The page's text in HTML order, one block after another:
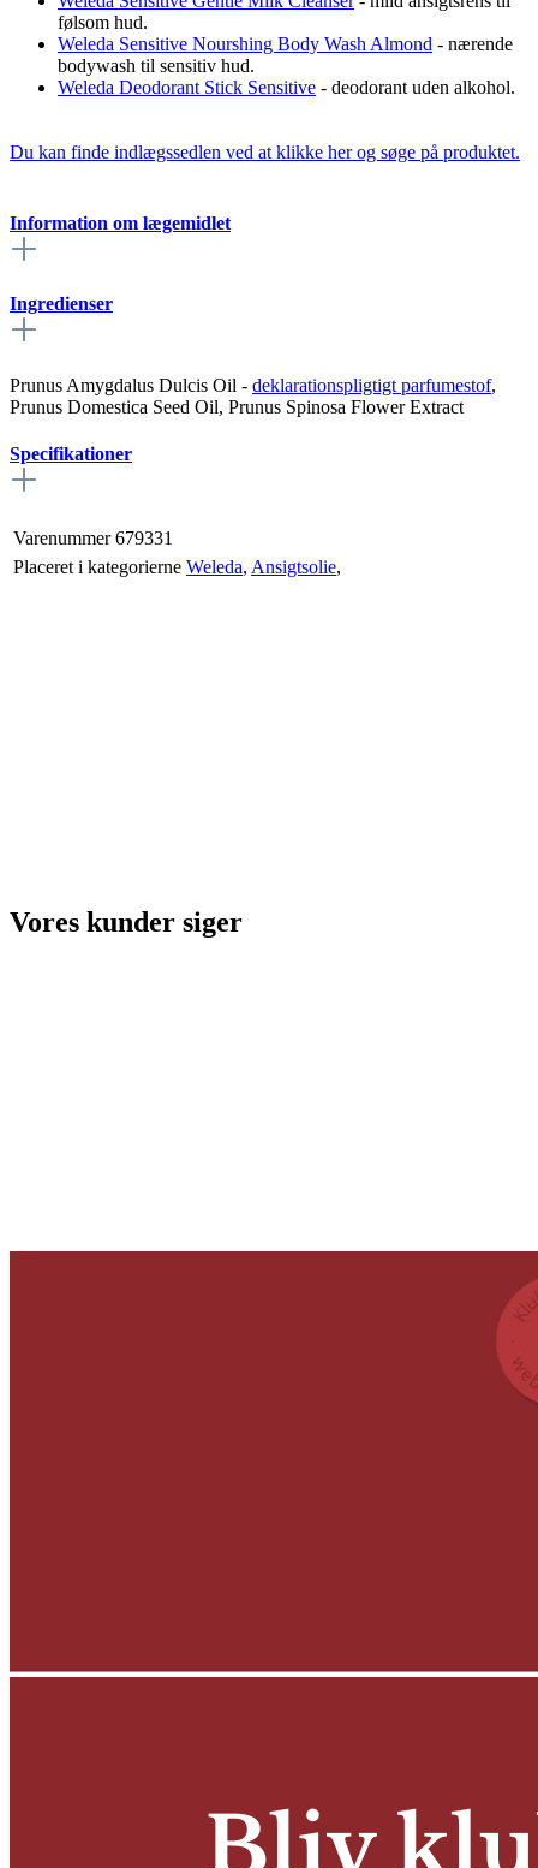
følsom hud.
Weleda Sensitive Nourshing Body Wash Almond - nærende
bodywash til sensitiv hud.
Weleda Deodorant Stick Sensitive - deodorant uden alkohol.
Du kan finde indlægssedlen ved at klikke her og søge på produktet.
Information om lægemidlet
Ingredienser
Prunus Amygdalus Dulcis Oil - deklarationspligtigt parfumestof,
Prunus Domestica Seed Oil, Prunus Spinosa Flower Extract
Specifikationer
Varenummer 679331
Placeret i kategorierne Weleda, Ansigtsolie,
Vores kunder siger